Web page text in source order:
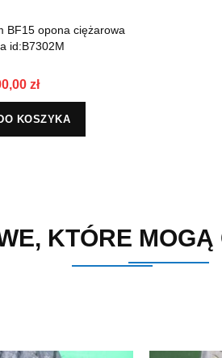
BF15 opona ciężarowa
id:B7302M
zł
KOSZYKA
KTÓRE